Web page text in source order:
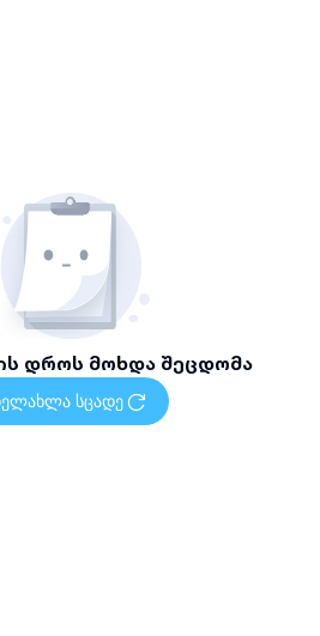
დროს მოხდა შეცდომა
სცადე